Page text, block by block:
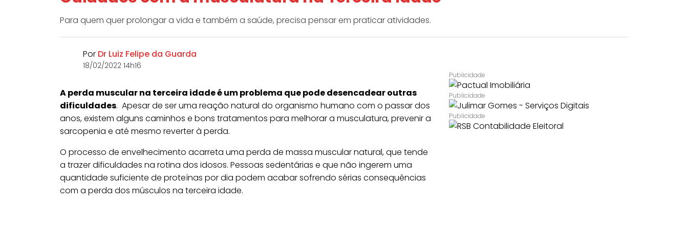
Para quem quer prolongar a vida e também a saúde, precisa pensar em praticar atividades.
Por Dr Luiz Felipe da Guarda
18/02/2022 14h16
A perda muscular na terceira idade é um problema que pode desencadear outras
dificuldades. Apesar de ser uma reação natural do organismo humano com o passar dos
anos, existem alguns caminhos e bons tratamentos para melhorar a musculatura, prevenir a
sarcopenia e até mesmo reverter à perda.
O processo de envelhecimento acarreta uma perda de massa muscular natural, que tende
a trazer dificuldades na rotina dos idosos. Pessoas sedentárias e que não ingerem uma
quantidade suficiente de proteínas por dia podem acabar sofrendo sérias consequências
com a perda dos músculos na terceira idade.